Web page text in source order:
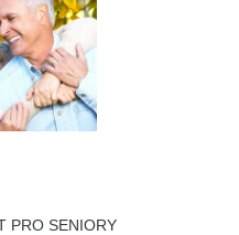
PRO SENIORY